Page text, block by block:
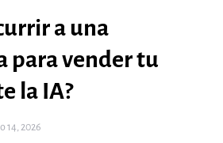
a una
para vender tu
la IA?
14, 2026